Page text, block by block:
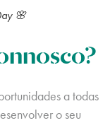
🌸
a todas
o seu